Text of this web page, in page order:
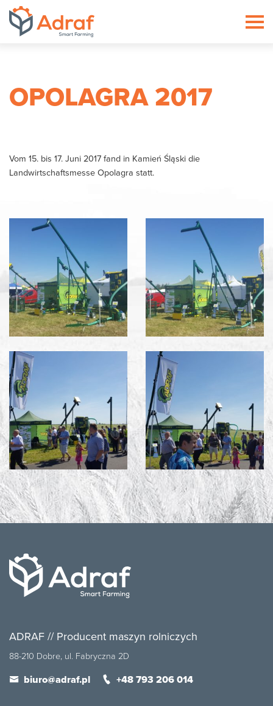
OPOLAGRA 2017
Vom 15. bis 17. Juni 2017 fand in Kamień Śląski die
Landwirtschaftsmesse Opolagra statt.
ADRAF // Producent maszyn
ADRAF // Producent maszyn rolniczych
88-210 Dobre, ul. Fabryczna 2D
biuro@adraf.pl +48 793 206 014